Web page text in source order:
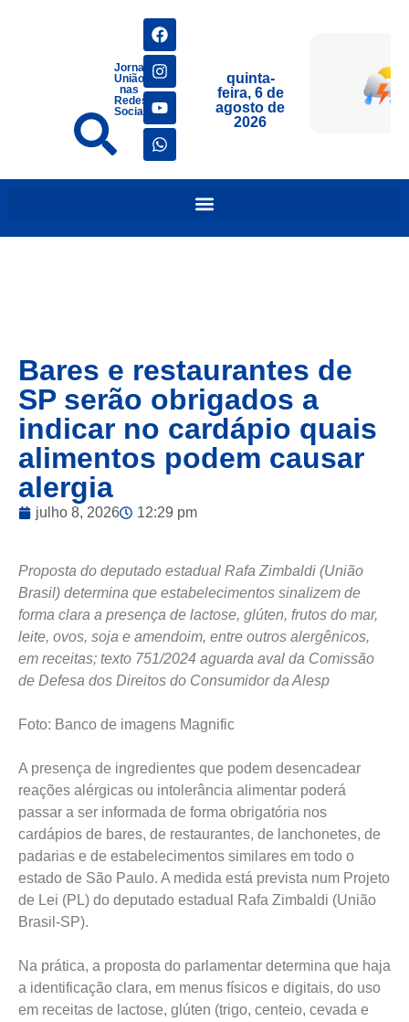
Jornais
União
nas
Redes
Sociais
quinta-
feira, 6 de
agosto de
2026
Bares e restaurantes de
SP serão obrigados a
indicar no cardápio quais
alimentos podem causar
alergia
julho 8, 2026 12:29 pm
Proposta do deputado estadual Rafa Zimbaldi (União
Brasil) determina que estabelecimentos sinalizem de
forma clara a presença de lactose, glúten, frutos do mar,
leite, ovos, soja e amendoim, entre outros alergênicos,
em receitas; texto 751/2024 aguarda aval da Comissão
de Defesa dos Direitos do Consumidor da Alesp
Foto: Banco de imagens Magnific
A presença de ingredientes que podem desencadear
reações alérgicas ou intolerância alimentar poderá
passar a ser informada de forma obrigatória nos
cardápios de bares, de restaurantes, de lanchonetes, de
padarias e de estabelecimentos similares em todo o
estado de São Paulo. A medida está prevista num Projeto
de Lei (PL) do deputado estadual Rafa Zimbaldi (União
Brasil-SP).
Na prática, a proposta do parlamentar determina que haja
a identificação clara, em menus físicos e digitais, do uso
em receitas de lactose, glúten (trigo, centeio, cevada e